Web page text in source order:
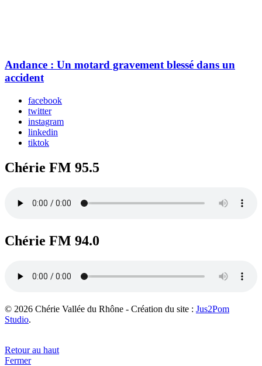
Andance : Un motard gravement blessé dans un
accident
facebook
twitter
instagram
linkedin
tiktok
Chérie FM 95.5
Chérie FM 94.0
© 2026 Chérie Vallée du Rhône - Création du site : Jus2Pom
Studio.
Retour au haut
Fermer